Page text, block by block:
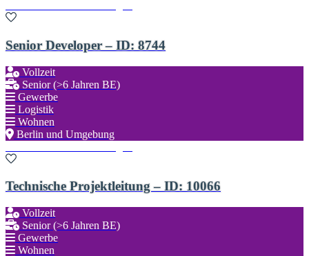
Senior Developer – ID: 8744
Vollzeit
Senior (>6 Jahren BE)
Gewerbe
Logistik
Wohnen
Berlin und Umgebung
Technische Projektleitung – ID: 10066
Vollzeit
Senior (>6 Jahren BE)
Gewerbe
Wohnen